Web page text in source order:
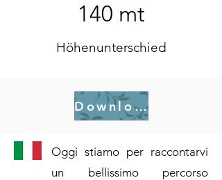
Höhenunterschied
140 mt
Download .gpx
Oggi stiamo per raccontarvi
un bellissimo percorso